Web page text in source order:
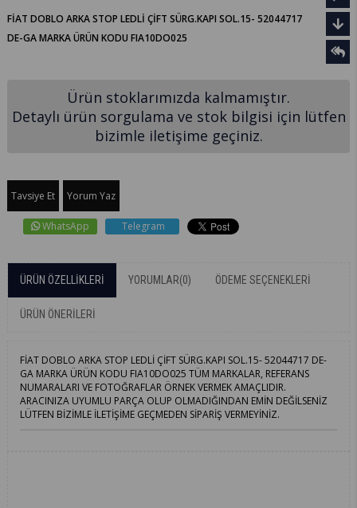
FİAT DOBLO ARKA STOP LEDLİ ÇİFT SÜRG.KAPI SOL.15- 52044717
DE-GA MARKA ÜRÜN KODU FIA10DO025
Ürün stoklarımızda kalmamıştır.
Detaylı ürün sorgulama ve stok bilgisi için lütfen
bizimle iletişime geçiniz.
Tavsiye Et Yorum Yaz
WhatsApp Telegram
ÜRÜN ÖZELLIKLERI YORUMLAR(0) ÖDEME SEÇENEKLERI
ÜRÜN ÖNERILERI
FİAT DOBLO ARKA STOP LEDLİ ÇİFT SÜRG.KAPI SOL.15- 52044717 DE-
GA MARKA ÜRÜN KODU FIA10DO025 TÜM MARKALAR, REFERANS
NUMARALARI VE FOTOĞRAFLAR ÖRNEK VERMEK AMAÇLIDIR.
ARACINIZA UYUMLU PARÇA OLUP OLMADIĞINDAN EMİN DEĞİLSENİZ
LÜTFEN BİZİMLE İLETİŞİME GEÇMEDEN SİPARİŞ VERMEYİNİZ.